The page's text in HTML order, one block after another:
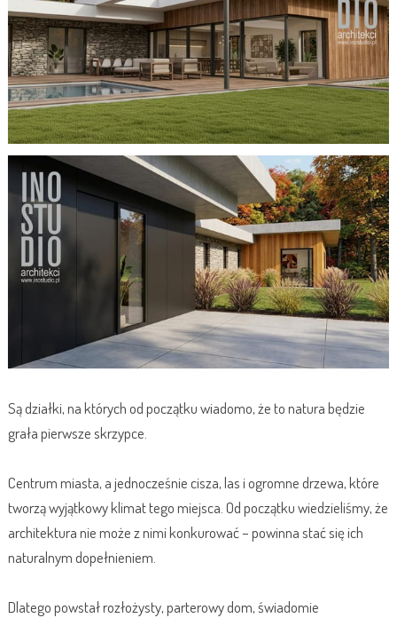
Są działki, na których od początku wiadomo, że to natura będzie
grała pierwsze skrzypce.
Centrum miasta, a jednocześnie cisza, las i ogromne drzewa, które
tworzą wyjątkowy klimat tego miejsca. Od początku wiedzieliśmy, że
architektura nie może z nimi konkurować – powinna stać się ich
naturalnym dopełnieniem.
Dlatego powstał rozłożysty, parterowy dom, świadomie